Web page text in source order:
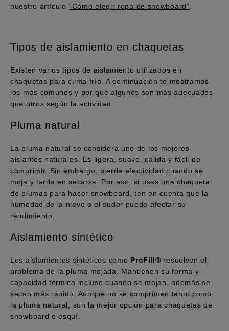
nuestro artículo “Cómo elegir ropa de snowboard”
Tipos de aislamiento en chaquetas
Existen varios tipos de aislamiento utilizados en
chaquetas para clima frío. A continuación te mostramos
los más comunes y por qué algunos son más adecuados
que otros según la actividad.
Pluma natural
La pluma natural se considera uno de los mejores
aislantes naturales. Es ligera, suave, cálida y fácil de
comprimir. Sin embargo, pierde efectividad cuando se
moja y tarda en secarse. Por eso, si usas una chaqueta
de plumas para hacer snowboard, ten en cuenta que la
humedad de la nieve o el sudor puede afectar su
rendimiento.
Aislamiento sintético
Los aislamientos sintéticos como ProFill® resuelven el
problema de la pluma mojada. Mantienen su forma y
capacidad térmica incluso cuando se mojan, además se
secan más rápido. Aunque no se comprimen tanto como
la pluma natural, son la mejor opción para chaquetas de
snowboard o esquí.